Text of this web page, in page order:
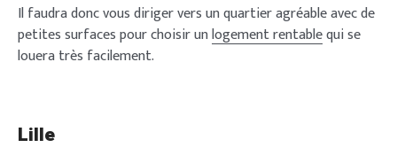
Il faudra donc vous diriger vers un quartier agréable avec de
petites surfaces pour choisir unlogement rentablequi se
louera très facilement.
Lille